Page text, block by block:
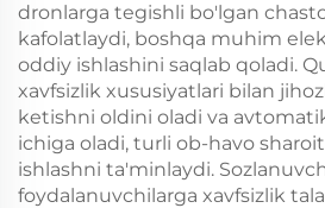
dronlarga tegishli bo'lgan
kafolatlaydi, boshqa muhim
oddiy ishlashini saqlab qoladi.
xavfsizlik xususiyatlari bilan
ketishni oldini oladi va
ichiga oladi, turli ob-havo
ishlashni ta'minlaydi.
foydalanuvchilarga xavfsizlik